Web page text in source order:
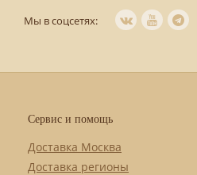
Мы в соцсетях:
Сервис и помощь
Доставка Москва
Доставка регионы